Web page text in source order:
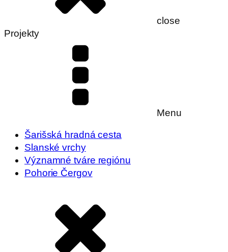
close
Projekty
Menu
Šarišská hradná cesta
Slanské vrchy
Významné tváre regiónu
Pohorie Čergov